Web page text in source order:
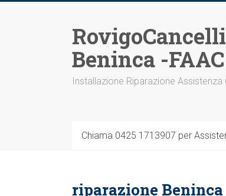
Beninca -
Installazione Riparazione
Chiama 0425 1713907 per
riparazione Beninca